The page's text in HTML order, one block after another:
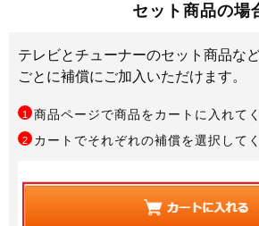
セット商品の場
テレビとチューナーのセット商品な
ごとに補償にご加入いただけます。
1 商品ページで商品をカートに入れて
2 カートでそれぞれの補償を選択して